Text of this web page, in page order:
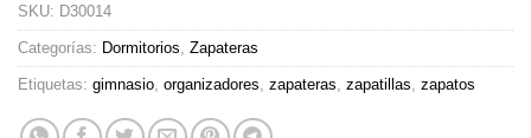
SKU: D30014
Categorías: Dormitorios Zapateras
Etiquetas: gimnasio organizadores zapateras zapatillas zapatos